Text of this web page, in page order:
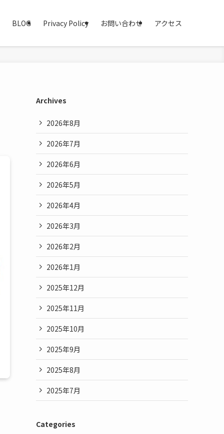
BLOG Privacy Policy お問い合わせ アクセス
Archives
2026年8月
2026年7月
2026年6月
2026年5月
2026年4月
2026年3月
2026年2月
2026年1月
2025年12月
2025年11月
2025年10月
2025年9月
2025年8月
2025年7月
Categories